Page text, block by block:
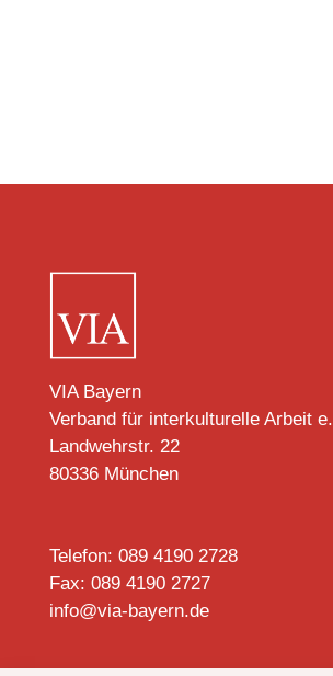
VIA Bayern
Verband für interkulturelle Arbeit
Landwehrstr. 22
80336 München
Telefon: 089 4190 2728
Fax: 089 4190 2727
info@via-bayern.de